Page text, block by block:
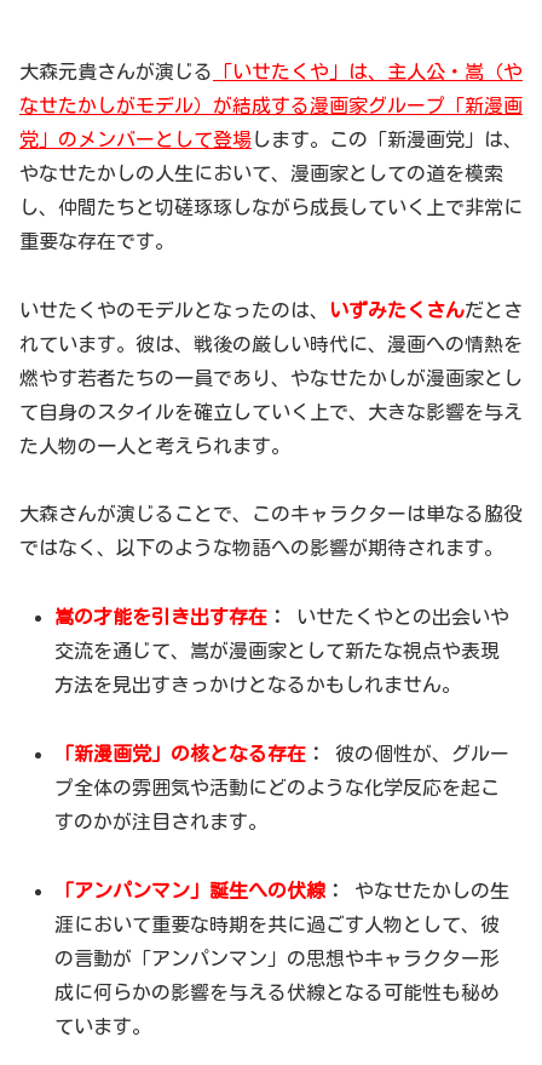
大森元貴さんが演じる
「いせたくや」は、主人公・嵩（や
なせたかしがモデル）が結成する漫画家グループ「新漫画
党」のメンバーとして登場します。この「新漫画党」は、
やなせたかしの人生において、漫画家としての道を模索
し、仲間たちと切磋琢琢しながら成長していく上で非常に
重要な存在です。
いせたくやのモデルとなったのは、 いずみたくさんだとさ
れています。彼は、戦後の厳しい時代に、漫画への情熱を
燃やす若者たちの一員であり、やなせたかしが漫画家とし
て自身のスタイルを確立していく上で、大きな影響を与え
た人物の一人と考えられます。
大森さんが演じることで、このキャラクターは単なる脇役
ではなく、以下のような物語への影響が期待されます。
嵩の才能を引き出す存在 ：
いせたくやとの出会いや
交流を通じて、嵩が漫画家として新たな視点や表現
方法を見出すきっかけとなるかもしれません。
「新漫画党」の核となる存在 ：
彼の個性が、グルー
プ全体の雰囲気や活動にどのような化学反応を起こ
すのかが注目されます。
「アンパンマン」誕生への伏線 ：
やなせたかしの生
涯において重要な時期を共に過ごす人物として、彼
の言動が「アンパンマン」の思想やキャラクター形
成に何らかの影響を与える伏線となる可能性も秘め
ています。